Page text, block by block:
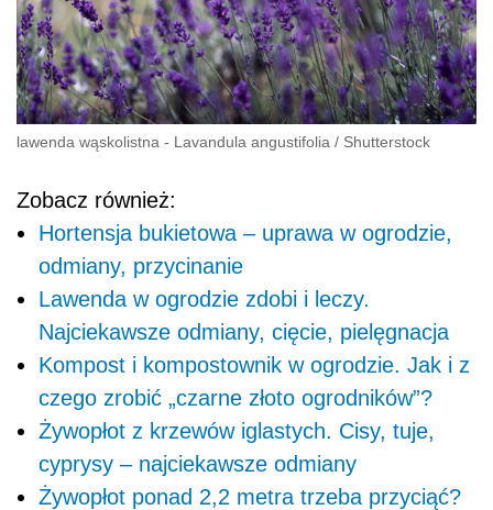
lawenda wąskolistna - Lavandula angustifolia / Shutterstock
Zobacz również:
Hortensja bukietowa – uprawa w ogrodzie,
odmiany, przycinanie
Lawenda w ogrodzie zdobi i leczy.
Najciekawsze odmiany, cięcie, pielęgnacja
Kompost i kompostownik w ogrodzie. Jak i z
czego zrobić „czarne złoto ogrodników”?
Żywopłot z krzewów iglastych. Cisy, tuje,
cyprysy – najciekawsze odmiany
Żywopłot ponad 2,2 metra trzeba przyciąć?